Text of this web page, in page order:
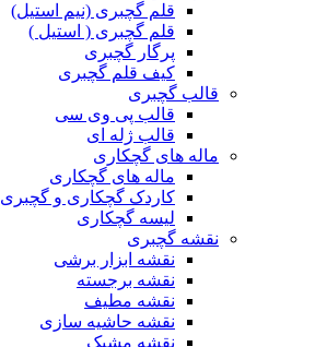
قلم گچبری (نیم استیل)
قلم گچبری ( استیل )
پرگار گچبری
کیف قلم گچبری
قالب گچبری
قالب پی وی سی
قالب ژله ای
ماله های گچکاری
ماله های گچکاری
کاردک گچکاری و گچبری
لیسه گچکاری
نقشه گچبری
نقشه ابزار برشی
نقشه برجسته
نقشه مطیف
نقشه حاشیه سازی
نقشه مشبک